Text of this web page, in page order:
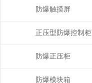
防爆触摸屏
正压型防爆控制柜
防爆正压柜
防爆模块箱